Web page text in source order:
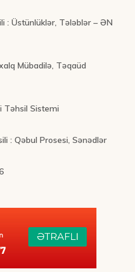
: Üstünlüklər, Tələblər – ƏN
Mübadilə, Təqaüd
Təhsil Sistemi
: Qəbul Prosesi, Sənədlər